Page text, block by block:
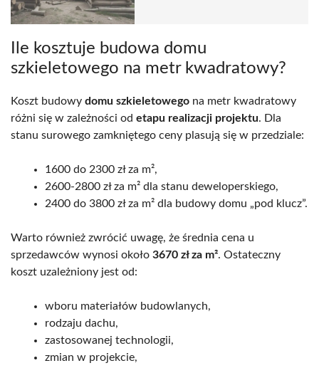
Ile kosztuje budowa domu
szkieletowego na metr kwadratowy?
Koszt budowy domu szkieletowego na metr kwadratowy
różni się w zależności od etapu realizacji projektu. Dla
stanu surowego zamkniętego ceny plasują się w przedziale:
1600 do 2300 zł za m²,
2600-2800 zł za m² dla stanu deweloperskiego,
2400 do 3800 zł za m² dla budowy domu „pod klucz”.
Warto również zwrócić uwagę, że średnia cena u
sprzedawców wynosi około 3670 zł za m². Ostateczny
koszt uzależniony jest od:
wboru materiałów budowlanych,
rodzaju dachu,
zastosowanej technologii,
zmian w projekcie,